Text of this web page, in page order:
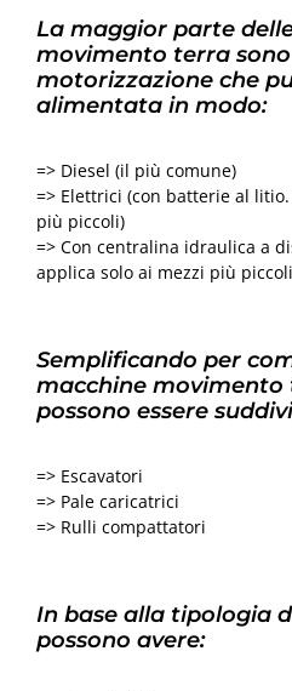
La maggior parte
movimento terra
motorizzazione che
alimentata in modo:
=> Diesel (il più comune)
=> Elettrici (con batterie al
più piccoli)
=> Con centralina idraulica a
applica solo ai mezzi più
Semplificando per
macchine
possono essere
=> Escavatori
=> Pale caricatrici
=> Rulli compattatori
In base alla tipologia
possono avere: